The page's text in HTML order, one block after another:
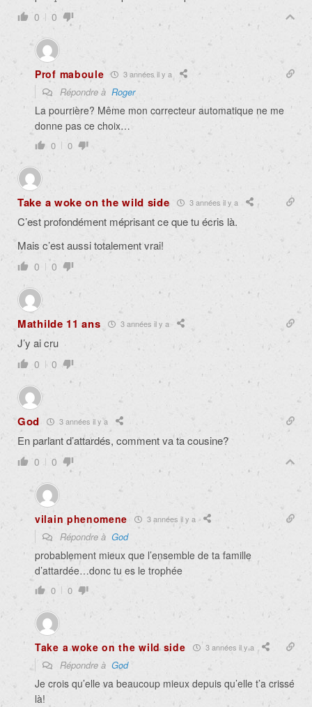
0 0
Prof maboule 3 années il y a
Répondre à Roger
La pourrière? Même mon correcteur automatique ne me
donne pas ce choix…
0 0
Take a woke on the wild side 3 années il y a
C’est profondément méprisant ce que tu écris là.
Mais c’est aussi totalement vrai!
0 0
Mathilde 11 ans 3 années il y a
J’y ai cru
0 0
God 3 années il y a
En parlant d’attardés, comment va ta cousine?
0 0
vilain phenomene 3 années il y a
Répondre à God
probablement mieux que l’ensemble de ta famille
d’attardée…donc tu es le trophée
0 0
Take a woke on the wild side 3 années il y a
Répondre à God
Je crois qu’elle va beaucoup mieux depuis qu’elle t’a crissé
là!